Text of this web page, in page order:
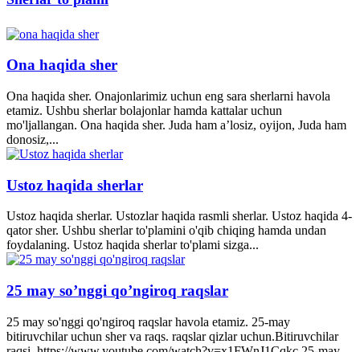
Ona haqida sher
Ona haqida sher. Onajonlarimiz uchun eng sara sherlarni havola
etamiz. Ushbu sherlar bolajonlar hamda kattalar uchun
mo'ljallangan. Ona haqida sher. Juda ham a’losiz, oyijon, Juda ham
donosiz,...
Ustoz haqida sherlar
Ustoz haqida sherlar. Ustozlar haqida rasmli sherlar. Ustoz haqida 4-
qator sher. Ushbu sherlar to'plamini o'qib chiqing hamda undan
foydalaning. Ustoz haqida sherlar to'plami sizga...
25 may so’nggi qo’ngiroq raqslar
25 may so'nggi qo'ngiroq raqslar havola etamiz. 25-may
bitiruvchilar uchun sher va raqs. raqslar qizlar uchun.Bitiruvchilar